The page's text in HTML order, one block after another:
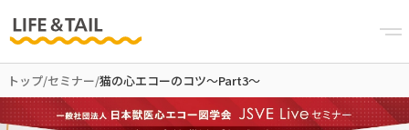
トップ/セミナー/猫の心エコーのコツ～Part3～